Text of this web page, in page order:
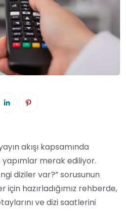
akışı kapsamında
merak ediliyor.
diziler var?” sorusunun
için hazırladığımız rehberde,
ve dizi saatlerini